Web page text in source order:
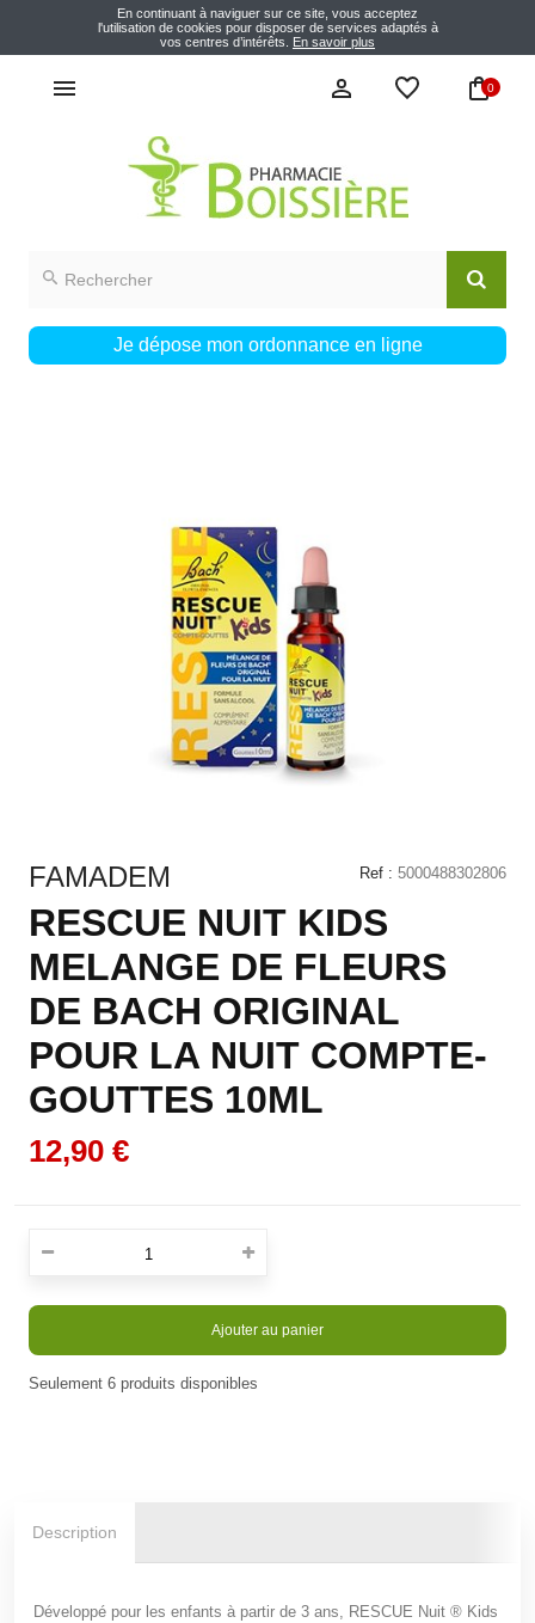
En continuant à naviguer sur ce site, vous acceptez
l'utilisation de cookies pour disposer de services adaptés à
vos centres d’intérêts. En savoir plus
0
Je dépose mon ordonnance en ligne
FAMADEM Ref : 5000488302806
RESCUE NUIT KIDS
MELANGE DE FLEURS
DE BACH ORIGINAL
POUR LA NUIT COMPTE-
GOUTTES 10ML
12,90 €
Ajouter au panier
Seulement 6 produits disponibles
Description
Développé pour les enfants à partir de 3 ans, RESCUE Nuit ® Kids